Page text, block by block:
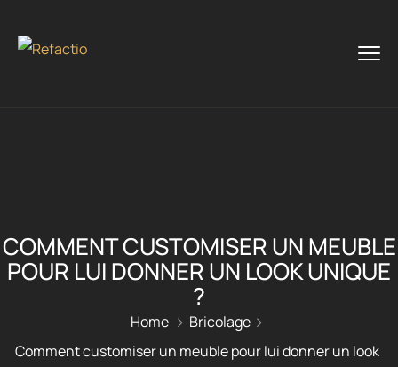
COMMENT CUSTOMISER UN MEUBLE
POUR LUI DONNER UN LOOK UNIQUE
?
Home
Bricolage
Comment customiser un meuble pour lui donner un look